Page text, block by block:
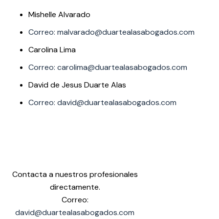
Mishelle Alvarado
Correo: malvarado@duartealasabogados.com
Carolina Lima
Correo: carolima@duartealasabogados.com
David de Jesus Duarte Alas
Correo: david@duartealasabogados.com
Contacta a nuestros profesionales
directamente.
Correo:
david@duartealasabogados.com